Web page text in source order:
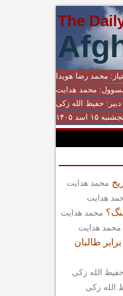
The
محمد رضا هویدا
محمد هدایت
حفیظ الله زکی
۱۵ اسد ۱۴۰۵
محمد هدایت
هدایت
محمد هدایت
محمد هدایت
طالبان
حفیظ الله زکی
الله زکی